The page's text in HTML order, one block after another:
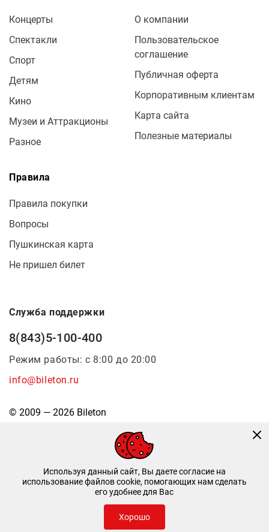
Концерты
Спектакли
Спорт
Детям
Кино
Музеи и Аттракционы
Разное
О компании
Пользовательское
соглашение
Публичная оферта
Корпоративным клиентам
Карта сайта
Полезные материалы
Правила
Правила покупки
Вопросы
Пушкинская карта
Не пришел билет
Служба поддержки
8(843)5-100-400
Режим работы: с 8:00 до 20:00
info@bileton.ru
© 2009 — 2026 Bileton
Инфоматика
—Дизайн и разработка
Используя данный сайт, Вы даете согласие на
использование файлов cookie, помогающих нам сделать
его удобнее для Вас
Хорошо